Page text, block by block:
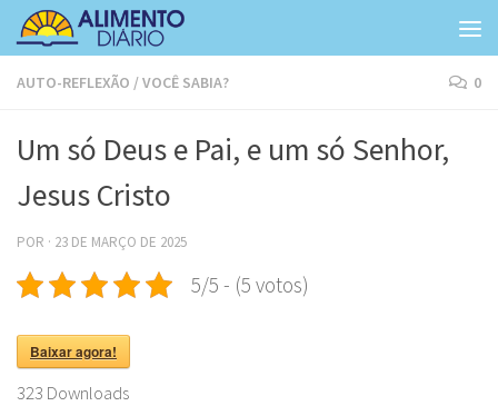
Skip to content
AUTO-REFLEXÃO /VOCÊ SABIA? 0
Um só Deus e Pai, e um só Senhor,
Jesus Cristo
POR · 23 DE MARÇO DE 2025
5/5 - (5 votos)
Baixar agora!
323 Downloads